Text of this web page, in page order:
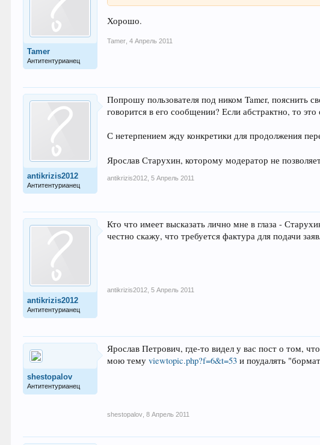
Tamer
Антитентурианец
Хорошо.
Tamer 4 Апрель 2011
antikrizis2012
Антитентурианец
Попрошу пользователя под ником Tamer, пояснить
говорится в его сообщении? Если абстрактно, то
С нетерпением жду конкретики для продолжения
Ярослав Старухин, которому модератор не
antikrizis2012 5 Апрель 2011
antikrizis2012
Антитентурианец
Кто что имеет высказать лично мне в глаза -
честно скажу, что требуется фактура для подачи
antikrizis2012 5 Апрель 2011
shestopalov
Антитентурианец
Ярослав Петрович, где-то видел у вас пост о том,
мою темуviewtopic.php?f=6&t=53 и поудалять
shestopalov 8 Апрель 2011